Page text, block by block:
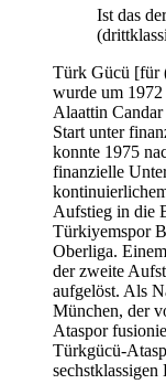
Ist das
Türk Gücü [für
wurde um
Alaattin
Start unter
konnte 1975
finanzielle
Aufstieg in die
Türkiyemspor
Oberliga.
der zweite
aufgelöst. Als
München, der
Ataspor
Türkgücü-